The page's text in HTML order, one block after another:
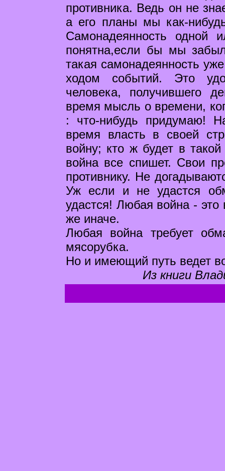
противника. Ведь он не
а его планы мы как-
Самонадеянность одной
понятна,если бы мы
такая самонадеянность
ходом событий. Это
человека, получившего
время мысль о времени,
: что-нибудь придумаю!
время власть в своей
войну; кто ж будет в
война все спишет. Свои
противнику. Не
Уж если и не удастся
удастся! Любая война - это
же иначе.
Любая война требует
мясорубка.
Но и имеющий путь ведет
Из книги